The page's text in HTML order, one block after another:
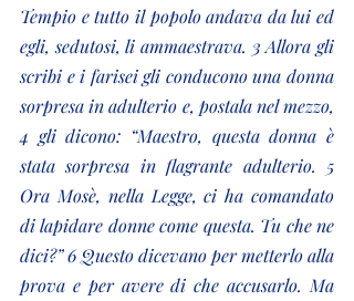
Tempio e tutto il popolo andava da lui ed
egli, sedutosi, li ammaestrava. 3 Allora gli
scribi e i farisei gli conducono una donna
sorpresa in adulterio e, postala nel mezzo,
4 gli dicono: “Maestro, questa donna è
stata sorpresa in flagrante adulterio. 5
Ora Mosè, nella Legge, ci ha comandato
di lapidare donne come questa. Tu che ne
dici?” 6 Questo dicevano per metterlo alla
prova e per avere di che accusarlo. Ma